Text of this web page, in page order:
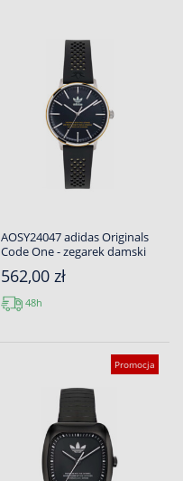
AOSY24047 adidas Originals
Code One - zegarek damski
562,00 zł
48h
Promocja